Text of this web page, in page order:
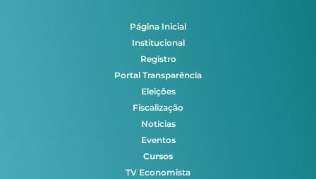
Página Inicial
Institucional
Registro
Portal Transparência
Eleições
Fiscalização
Notícias
Eventos
Cursos
TV Economista